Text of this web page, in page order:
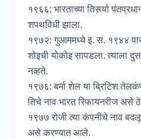
१९६६: भारताच्या तिसर्या
शपथविधी झाला.
१९७२: गुआममध्ये इ. स. १९४४
शोइची योकोइ सापडला. त्याला
नव्हते.
१९७६: बर्मा शेल या ब्रिटिश
तिचे नाव भारत रिफायनरीज
१९७७ रोजी त्या कंपनीचे नाव
असे करण्यात आले.